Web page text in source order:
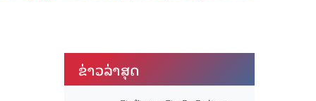
ຂ່າວ​ລ່າ​ສຸດ